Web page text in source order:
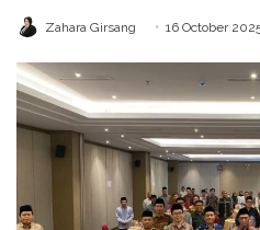
Zahara Girsang 16 October